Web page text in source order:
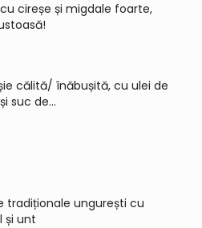
cireșe și migdale foarte,
călită/ înăbușită, cu ulei de
suc de...
tradiționale ungurești cu
și unt